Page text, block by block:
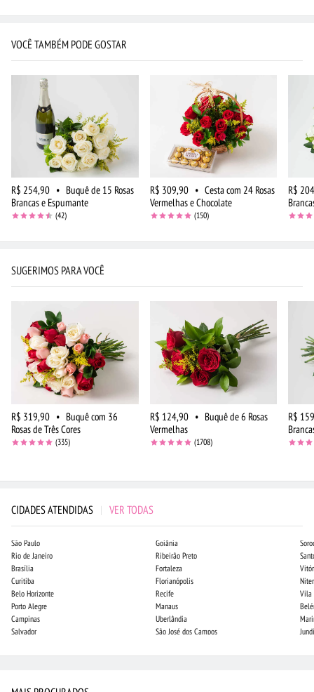
VOCÊ TAMBÉM PODE GOSTAR
R$ 254,90 • Buquê de 15 Rosas
Brancas e Espumante
(42)
R$ 309,90 • Cesta com 24 Rosas
Vermelhas e Chocolate
(150)
R$
SUGERIMOS PARA VOCÊ
R$ 319,90 • Buquê com 36
Rosas de Três Cores
(335)
R$ 124,90 • Buquê de 6 Rosas
Vermelhas
(1708)
R$
CIDADES ATENDIDAS | VER TODAS
São Paulo
Rio de Janeiro
Brasília
Curitiba
Belo Horizonte
Porto Alegre
Campinas
Salvador
Goiânia
Ribeirão Preto
Fortaleza
Florianópolis
Recife
Manaus
Uberlândia
São José dos Campos
Vila